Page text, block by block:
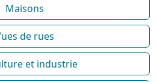
Maisons
de rues
et industrie